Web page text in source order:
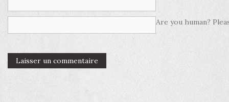
Are you human?